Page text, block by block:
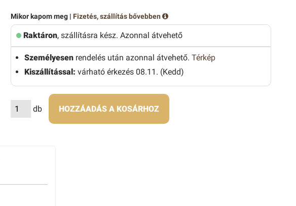
Mikor kapom meg | Fizetés, szállítás bővebben
Raktáron, szállításra kész. Azonnal átvehető
Személyesenrendelés után azonnal átvehető. Térkép
Kiszállítással: várható érkezés 08.11. (Kedd)
db HOZZÁADÁS A KOSÁRHOZ